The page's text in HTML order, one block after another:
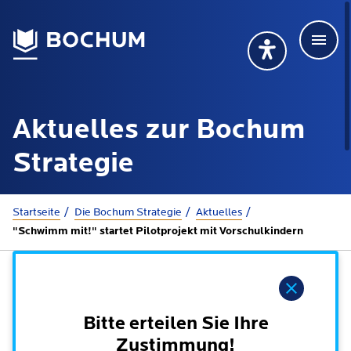
Übersetzung
Deutsch
Aktuelles zur Bochum
Strategie
Startseite Die Bochum Strategie Aktuelles
"Schwimm mit!" startet Pilotprojekt mit Vorschulkindern
Bitte erteilen Sie Ihre
Zustimmung!
Übersetzung wählen (öffnet sich in Google
Deutsch
115 anrufen
Rathaus
Online-Terminbuchung
Dienstleistungen nach Lebenslagen